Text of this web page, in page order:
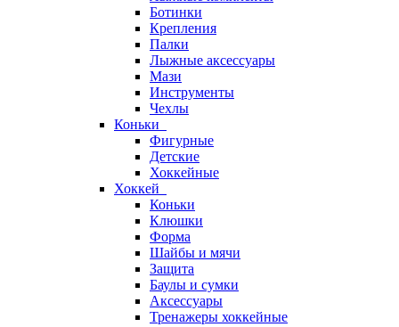
Ботинки
Крепления
Палки
Лыжные аксессуары
Мази
Инструменты
Чехлы
Коньки
Фигурные
Детские
Хоккейные
Хоккей
Коньки
Клюшки
Форма
Шайбы и мячи
Защита
Баулы и сумки
Аксессуары
Тренажеры хоккейные